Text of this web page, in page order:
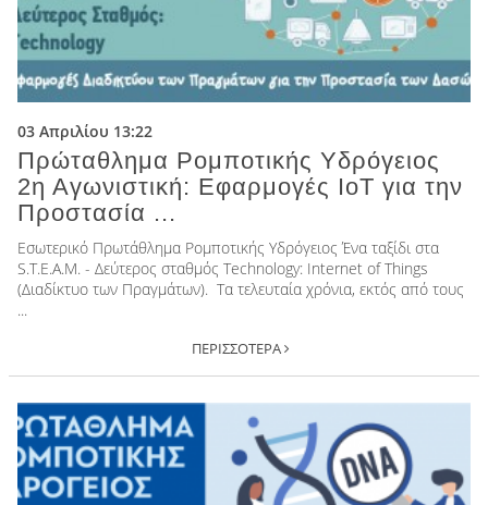
03 Απριλίου 13:22
Πρώταθλημα Ρομποτικής Υδρόγειος
2η Αγωνιστική: Εφαρμογές IoT για την
Προστασία ...
Εσωτερικό Πρωτάθλημα Ρομποτικής Υδρόγειος Ένα ταξίδι στα
S.T.E.A.M. - Δεύτερος σταθμός Technology: Internet of Things
(Διαδίκτυο των Πραγμάτων). Τα τελευταία χρόνια, εκτός από τους
...
ΠΕΡΙΣΣΟΤΕΡΑ